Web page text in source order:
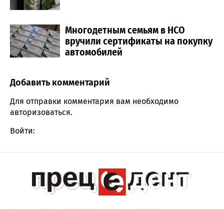
Многодетным семьям в НСО
вручили сертификаты на покупку
автомобилей
Comment section
Добавить комментарий
Для отправки комментария вам необходимо
авторизоваться.
Войти: